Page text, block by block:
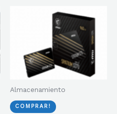
Almacenamiento
COMPRAR!